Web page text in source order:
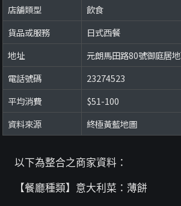
店舖類型
飲食
貨品或服務
日式西餐
地址
元朗馬田路80號御庭居
電話號碼
23274523
平均消費
$51-100
資料來源
終極黃藍地圖
以下為整合之商家資料：
【餐廳種類】意大利菜：薄餅